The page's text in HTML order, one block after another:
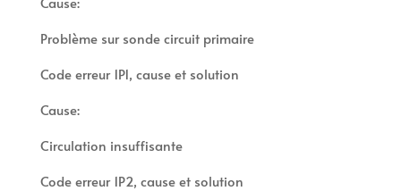
Problème sur sonde circuit primaire
Code erreur 1P1, cause et solution
Cause:
Circulation insuffisante
Code erreur 1P2, cause et solution